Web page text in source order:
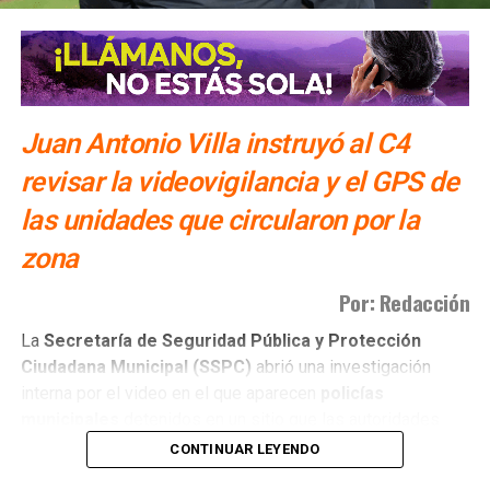
Juan Antonio Villa instruyó al C4
revisar la videovigilancia y el GPS de
las unidades que circularon por la
zona
Por: Redacción
La Secretaría de Seguridad Pública y Protección
Ciudadana Municipal (SSPC) abrió una investigación
tienen identificado comopunto de venta de drogas
CONTINUAR LEYENDO